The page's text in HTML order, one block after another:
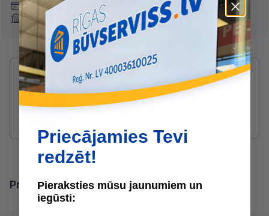
Maksājumu kartes
Internetbankas
Radušies jautājumi par produktu?
SAZINIES AR DRUVIS:
2233 5731
Produkta īpašības
Priecājamies Tevi
redzēt!
Pieraksties mūsu jaunumiem un
iegūsti: